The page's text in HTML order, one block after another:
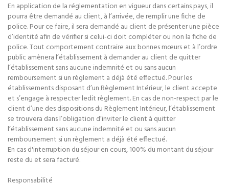
En application de la réglementation en vigueur dans certains pays, il
pourra être demandé au client, à l’arrivée, de remplir une fiche de
police. Pour ce faire, il sera demandé au client de présenter une pièce
d’identité afin de vérifier si celui-ci doit compléter ou non la fiche de
police. Tout comportement contraire aux bonnes mœurs et à l’ordre
public amènera l’établissement à demander au client de quitter
l’établissement sans aucune indemnité et ou sans aucun
remboursement si un règlement a déjà été effectué. Pour les
établissements disposant d’un Règlement Intérieur, le client accepte
et s’engage à respecter ledit règlement. En cas de non-respect par le
client d’une des dispositions du Règlement Intérieur, l’établissement
se trouvera dans l’obligation d’inviter le client à quitter
l’établissement sans aucune indemnité et ou sans aucun
remboursement si un règlement a déjà été effectué.
En cas d'interruption du séjour en cours, 100% du montant du séjour
reste du et sera facturé.
Responsabilité